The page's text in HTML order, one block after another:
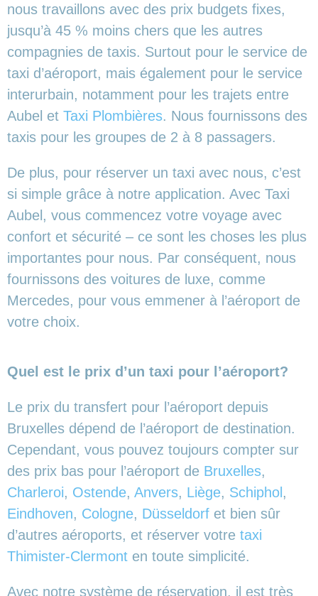
nous travaillons avec des prix budgets fixes,
jusqu’à 45 % moins chers que les autres
compagnies de taxis. Surtout pour le service de
taxi d’aéroport, mais également pour le service
interurbain, notamment pour les trajets entre
Aubel et Taxi Plombières. Nous fournissons des
taxis pour les groupes de 2 à 8 passagers.
De plus, pour réserver un taxi avec nous, c’est
si simple grâce à notre application. Avec Taxi
Aubel, vous commencez votre voyage avec
confort et sécurité – ce sont les choses les plus
importantes pour nous. Par conséquent, nous
fournissons des voitures de luxe, comme
Mercedes, pour vous emmener à l’aéroport de
votre choix.
Quel est le prix d’un taxi pour l’aéroport?
Le prix du transfert pour l’aéroport depuis
Bruxelles dépend de l’aéroport de destination.
Cependant, vous pouvez toujours compter sur
des prix bas pour l’aéroport de Bruxelles,
Charleroi, Ostende, Anvers, Liège, Schiphol ,
Eindhoven, Cologne, Düsseldorf et bien sûr
d’autres aéroports, et réserver votre taxi
Thimister-Clermont en toute simplicité.
Avec notre système de réservation, il est très